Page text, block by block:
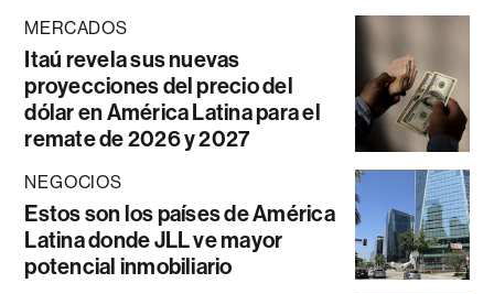
MERCADOS
Itaú revela sus nuevas
proyecciones del precio del
dólar en América Latina para el
remate de 2026 y 2027
NEGOCIOS
Estos son los países de América
Latina donde JLL ve mayor
potencial inmobiliario